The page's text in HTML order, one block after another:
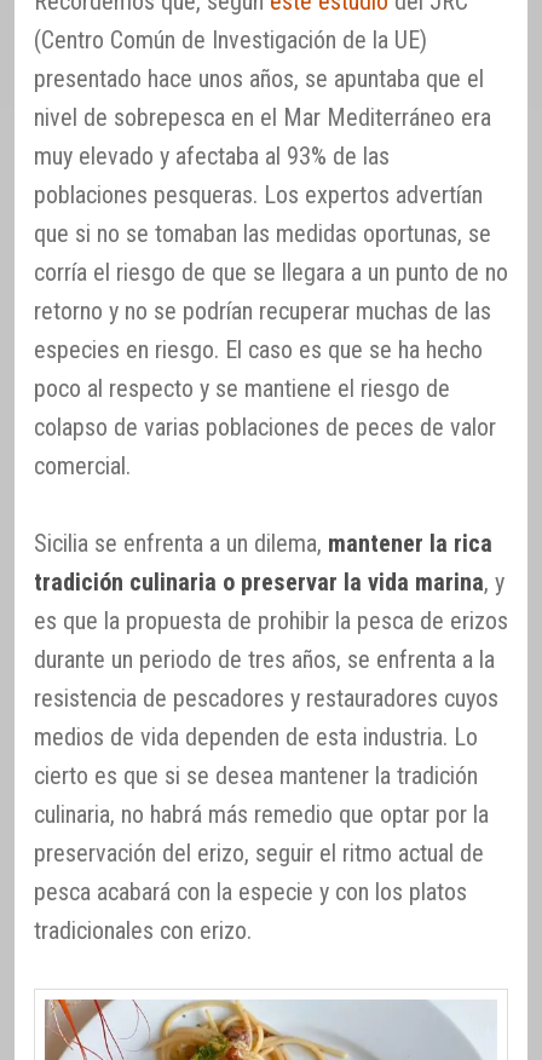
(Centro Común de Investigación de la UE)
presentado hace unos años, se apuntaba que el
nivel de sobrepesca en el Mar Mediterráneo era
muy elevado y afectaba al 93% de las
poblaciones pesqueras. Los expertos advertían
que si no se tomaban las medidas oportunas, se
corría el riesgo de que se llegara a un punto de no
retorno y no se podrían recuperar muchas de las
especies en riesgo. El caso es que se ha hecho
poco al respecto y se mantiene el riesgo de
colapso de varias poblaciones de peces de valor
comercial.
Sicilia se enfrenta a un dilema, mantener la rica
tradición culinaria o preservar la vida marina, y
es que la propuesta de prohibir la pesca de erizos
durante un periodo de tres años, se enfrenta a la
resistencia de pescadores y restauradores cuyos
medios de vida dependen de esta industria. Lo
cierto es que si se desea mantener la tradición
culinaria, no habrá más remedio que optar por la
preservación del erizo, seguir el ritmo actual de
pesca acabará con la especie y con los platos
tradicionales con erizo.